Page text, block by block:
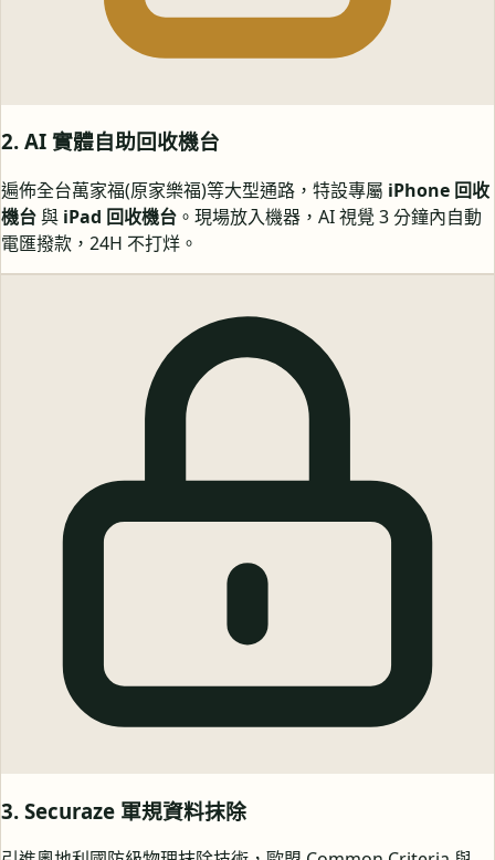
2. AI 實體自助回收機台
遍佈全台萬家福(原家樂福)等大型通路，特設專屬 iPhone 回收
機台與 iPad 回收機台 。現場放入機器，AI 視覺 3 分鐘內自動
電匯撥款，24H 不打烊。
3. Securaze 軍規資料抹除